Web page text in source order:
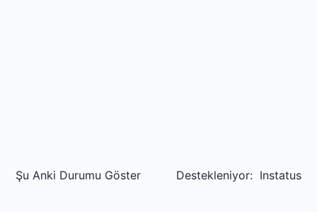
Şu Anki Durumu Göster Destekleniyor: Instatus